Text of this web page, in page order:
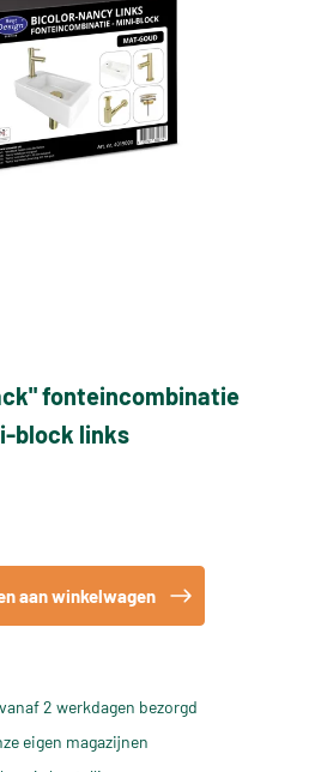
fonteincombinatie
block links
aan winkelwagen
2 werkdagen bezorgd
eigen magazijnen